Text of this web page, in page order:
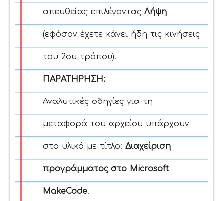
απευθείας επιλέγοντας Λήψη
(εφόσον έχετε κάνει ήδη τις κινήσεις
του 2ου τρόπου).
ΠΑΡΑΤΗΡΗΣΗ:
Αναλυτικές οδηγίες για τη
μεταφορά του αρχείου υπάρχουν
στο υλικό με τίτλο: Διαχείριση
προγράμματος στο Microsoft
MakeCode.